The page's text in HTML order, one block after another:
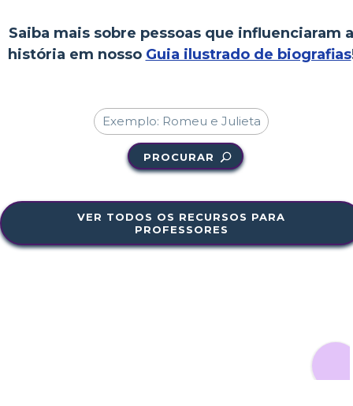
Saiba mais sobre pessoas que influenciaram a
história em nosso Guia ilustrado de biografias
PROCURAR
VER TODOS OS RECURSOS PARA
PROFESSORES